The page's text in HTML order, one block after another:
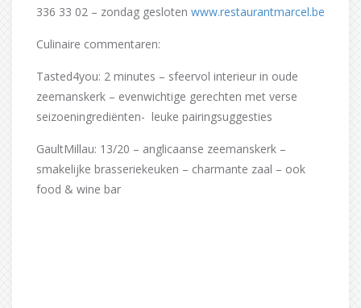
336 33 02 – zondag gesloten www.restaurantmarcel.be
Culinaire commentaren:
Tasted4you: 2 minutes – sfeervol interieur in oude
zeemanskerk – evenwichtige gerechten met verse
seizoeningrediënten- leuke pairingsuggesties
GaultMillau: 13/20 – anglicaanse zeemanskerk –
smakelijke brasseriekeuken – charmante zaal – ook
food & wine bar